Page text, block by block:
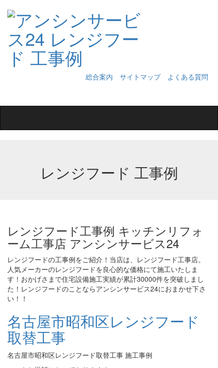
総合案内 サイトマップ
よくある質問
レンジフード 工事例
レンジフード工事例 キッチンリフォ
ーム工事店 アンシンサービス24
レンジフードの工事例をご紹介！当店は、レンジフード工事店。
人気メーカーのレンジフードを良心的な価格にて施工いたしま
す！おかげさまで住宅設備施工実績が累計30000件を突破しまし
た！レンジフードのことならアンシンサービス24におまかせ下さ
い！！
名古屋市昭和区レンジフード
取替工事
名古屋市昭和区レンジフード取替工事 施工事例